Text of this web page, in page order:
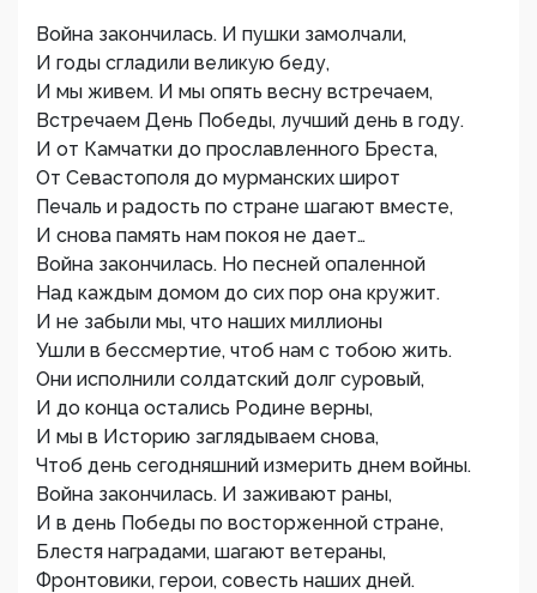
Война закончилась. И пушки замолчали,
И годы сгладили великую беду,
И мы живем. И мы опять весну встречаем,
Встречаем День Победы, лучший день в году.
И от Камчатки до прославленного Бреста,
От Севастополя до мурманских широт
Печаль и радость по стране шагают вместе,
И снова память нам покоя не дает…
Война закончилась. Но песней опаленной
Над каждым домом до сих пор она кружит.
И не забыли мы, что наших миллионы
Ушли в бессмертие, чтоб нам с тобою жить.
Они исполнили солдатский долг суровый,
И до конца остались Родине верны,
И мы в Историю заглядываем снова,
Чтоб день сегодняшний измерить днем войны.
Война закончилась. И заживают раны,
И в день Победы по восторженной стране,
Блестя наградами, шагают ветераны,
Фронтовики, герои, совесть наших дней.